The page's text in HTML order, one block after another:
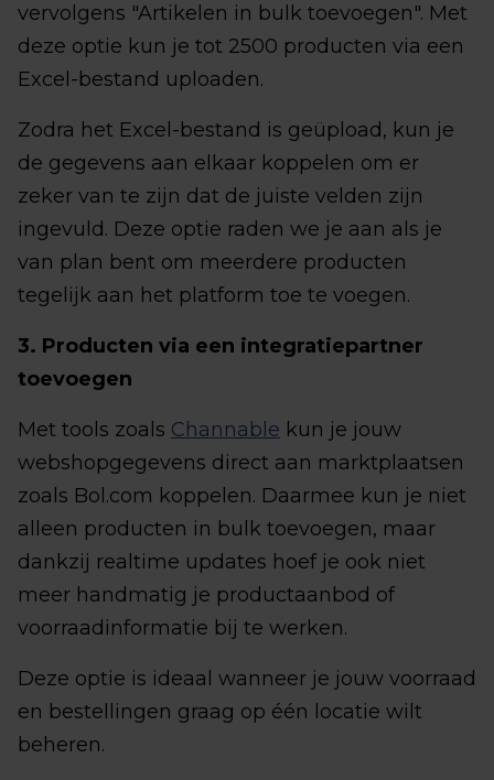
vervolgens "Artikelen in bulk toevoegen". Met
deze optie kun je tot 2500 producten via een
Excel-bestand uploaden.
Zodra het Excel-bestand is geüpload, kun je
de gegevens aan elkaar koppelen om er
zeker van te zijn dat de juiste velden zijn
ingevuld. Deze optie raden we je aan als je
van plan bent om meerdere producten
tegelijk aan het platform toe te voegen.
3. Producten via een integratiepartner
toevoegen
Met tools zoals Channable kun je jouw
webshopgegevens direct aan marktplaatsen
zoals Bol.com koppelen. Daarmee kun je niet
alleen producten in bulk toevoegen, maar
dankzij realtime updates hoef je ook niet
meer handmatig je productaanbod of
voorraadinformatie bij te werken.
Deze optie is ideaal wanneer je jouw voorraad
en bestellingen graag op één locatie wilt
beheren.